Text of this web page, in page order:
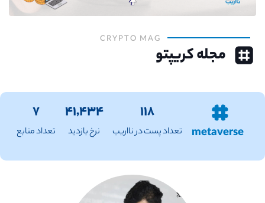
CRYPTO MAG
مجله کریپتو
metaverse
۱۱۸
تعداد پست در نااریب
۴۱,۴۳۴
نرخ بازدید
۷
تعداد منابع